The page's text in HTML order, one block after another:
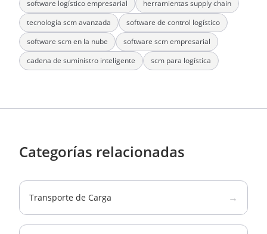
software logístico empresarial
herramientas supply chain
tecnología scm avanzada
software de control logístico
software scm en la nube
software scm empresarial
cadena de suministro inteligente
scm para logística
Categorías relacionadas
Transporte de Carga →